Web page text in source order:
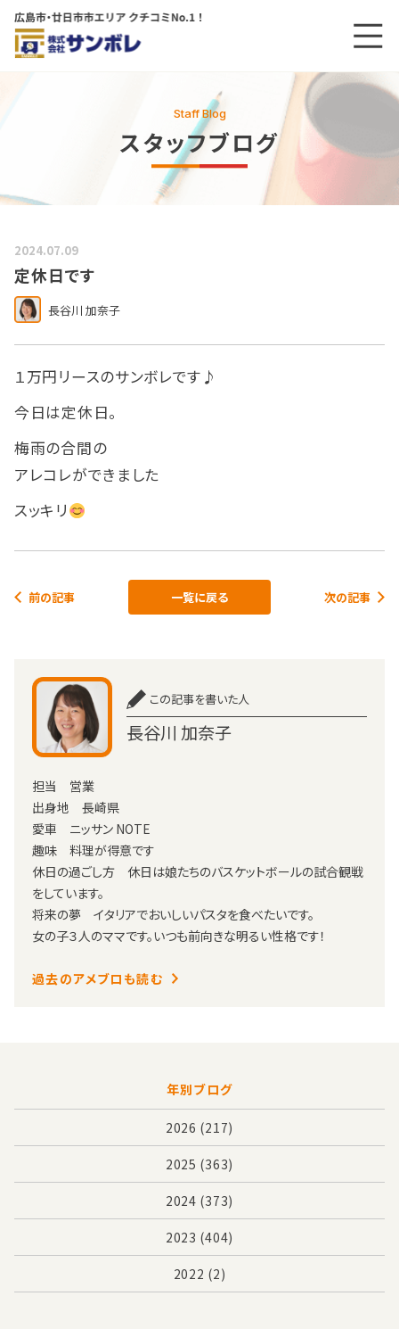
メニ
Staff Blog
スタッフブログ
2024.07.09
定休日です
長谷川 加奈子
１万円リースのサンボレです♪
今日は定休日。
梅雨の合間の
アレコレができました
スッキリ
前の記事 一覧に戻る 次の記事
この記事を書いた人
長谷川 加奈子
担当 営業
出身地 長崎県
愛車 ニッサン NOTE
趣味 料理が得意です
休日の過ごし方 休日は娘たちのバスケットボールの試合観戦
をしています。
将来の夢 イタリアでおいしいパスタを食べたいです。
女の子３人のママです。いつも前向きな明るい性格です！
過去のアメブロも読む
年別ブログ
2026 (217)
2025 (363)
2024 (373)
2023 (404)
2022 (2)